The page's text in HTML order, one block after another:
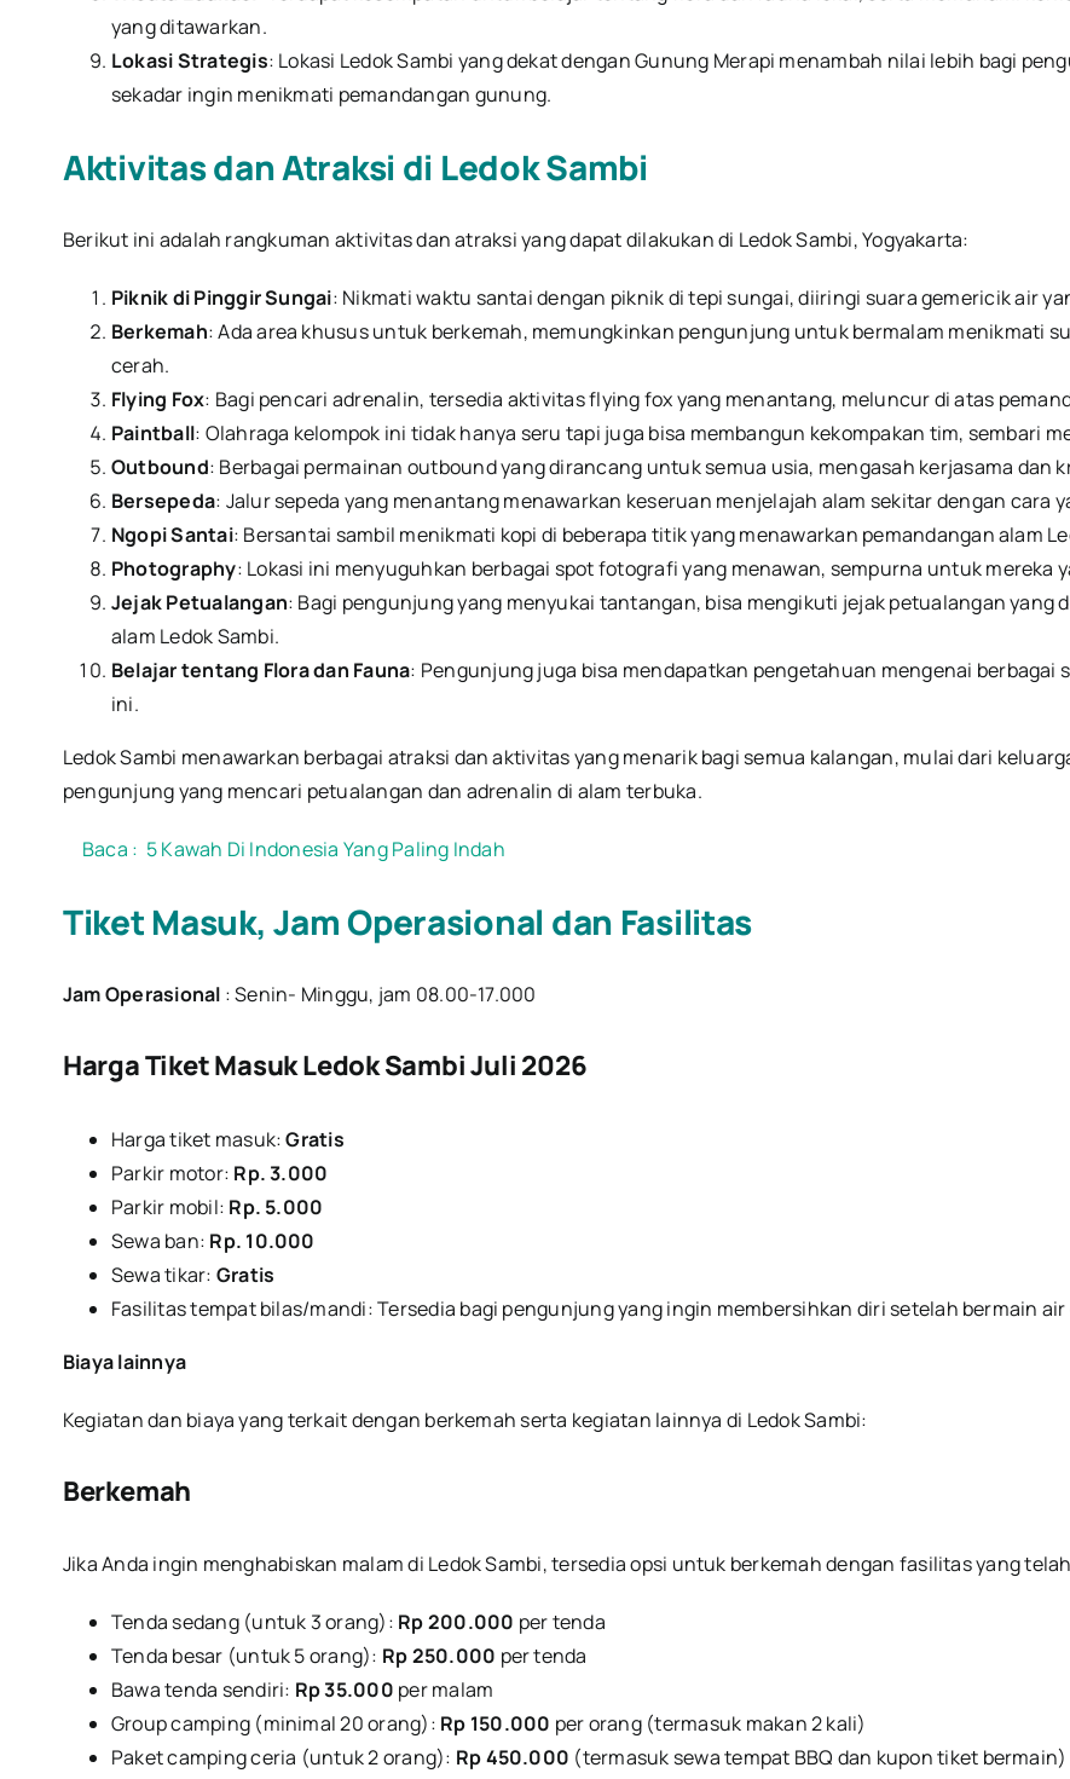
yang ditawarkan.
Lokasi Strategis: Lokasi Ledok Sambi yang dekat dengan Gunung Merapi menambah nilai lebih bagi
sekadar ingin menikmati pemandangan gunung.
Aktivitas dan Atraksi di Ledok Sambi
Berikut ini adalah rangkuman aktivitas dan atraksi yang dapat dilakukan di Ledok Sambi, Yogyakarta:
Piknik di Pinggir Sungai: Nikmati waktu santai dengan piknik di tepi sungai, diiringi suara gemericik air
Berkemah: Ada area khusus untuk berkemah, memungkinkan pengunjung untuk bermalam menikmati
cerah.
Flying Fox: Bagi pencari adrenalin, tersedia aktivitas flying fox yang menantang, meluncur di atas
Paintball: Olahraga kelompok ini tidak hanya seru tapi juga bisa membangun kekompakan tim, sembari
Outbound: Berbagai permainan outbound yang dirancang untuk semua usia, mengasah kerjasama dan
Bersepeda: Jalur sepeda yang menantang menawarkan keseruan menjelajah alam sekitar dengan cara
Ngopi Santai: Bersantai sambil menikmati kopi di beberapa titik yang menawarkan pemandangan alam
Photography: Lokasi ini menyuguhkan berbagai spot fotografi yang menawan, sempurna untuk mereka
Jejak Petualangan: Bagi pengunjung yang menyukai tantangan, bisa mengikuti jejak petualangan
alam Ledok Sambi.
Belajar tentang Flora dan Fauna: Pengunjung juga bisa mendapatkan pengetahuan mengenai berbagai
ini.
Ledok Sambi menawarkan berbagai atraksi dan aktivitas yang menarik bagi semua kalangan, mulai dari
pengunjung yang mencari petualangan dan adrenalin di alam terbuka.
Baca : 5 Kawah Di Indonesia Yang Paling Indah
Tiket Masuk, Jam Operasional dan Fasilitas
Jam Operasional : Senin- Minggu, jam 08.00-17.000
Harga Tiket Masuk Ledok Sambi Juli 2026
Harga tiket masuk:Gratis
Parkir motor: Rp. 3.000
Parkir mobil: Rp. 5.000
Sewa ban: Rp. 10.000
Sewa tikar: Gratis
Fasilitas tempat bilas/mandi: Tersedia bagi pengunjung yang ingin membersihkan diri setelah bermain air
Biaya lainnya
Kegiatan dan biaya yang terkait dengan berkemah serta kegiatan lainnya di Ledok Sambi:
Berkemah
Jika Anda ingin menghabiskan malam di Ledok Sambi, tersedia opsi untuk berkemah dengan fasilitas yang
Tenda sedang (untuk 3 orang): Rp 200.000 per tenda
Tenda besar (untuk 5 orang): Rp 250.000 per tenda
Bawa tenda sendiri: Rp 35.000 per malam
Group camping (minimal 20 orang): Rp 150.000 per orang (termasuk makan 2 kali)
Paket camping ceria (untuk 2 orang): Rp 450.000 (termasuk sewa tempat BBQ dan kupon tiket bermain)